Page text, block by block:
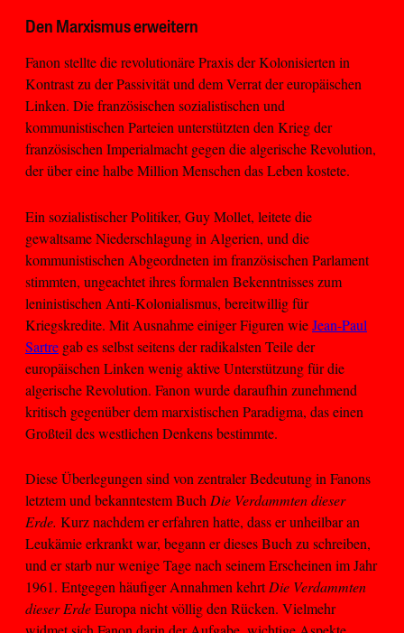
Den Marxismus erweitern
Fanon stellte die revolutionäre Praxis der Kolonisierten in
Kontrast zu der Passivität und dem Verrat der europäischen
Linken. Die französischen sozialistischen und
kommunistischen Parteien unterstützten den Krieg der
französischen Imperialmacht gegen die algerische Revolution,
der über eine halbe Million Menschen das Leben kostete.
Ein sozialistischer Politiker, Guy Mollet, leitete die
gewaltsame Niederschlagung in Algerien, und die
kommunistischen Abgeordneten im französischen Parlament
stimmten, ungeachtet ihres formalen Bekenntnisses zum
leninistischen Anti-Kolonialismus, bereitwillig für
Kriegskredite. Mit Ausnahme einiger Figuren wieJean-Paul
Sartre gab es selbst seitens der radikalsten Teile der
europäischen Linken wenig aktive Unterstützung für die
algerische Revolution. Fanon wurde daraufhin zunehmend
kritisch gegenüber dem marxistischen Paradigma, das einen
Großteil des westlichen Denkens bestimmte.
Diese Überlegungen sind von zentraler Bedeutung in Fanons
letztem und bekanntestem Buch Die Verdammten dieser
Erde. Kurz nachdem er erfahren hatte, dass er unheilbar an
Leukämie erkrankt war, begann er dieses Buch zu schreiben,
und er starb nur wenige Tage nach seinem Erscheinen im Jahr
1961. Entgegen häufiger Annahmen kehrtDie Verdammten
dieser ErdeEuropa nicht völlig den Rücken. Vielmehr